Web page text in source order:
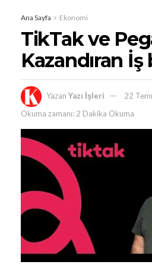
Ana Sayfa Ekonomi
TikTak ve
Kazandıran İş
Yazan Yazı İşleri
22
Okuma zamanı: 2 Dakika Okuma